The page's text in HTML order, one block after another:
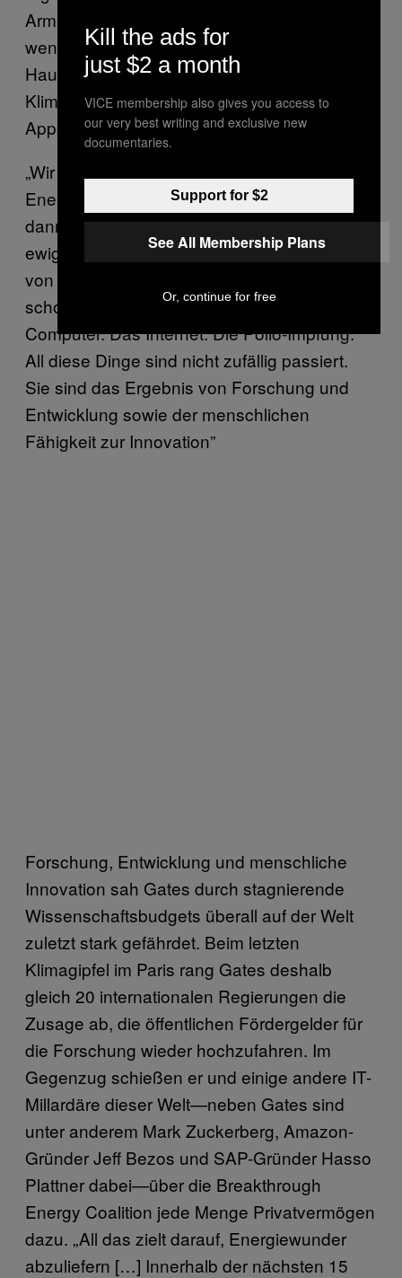
Armut. Das ist unfair, denn sie stoßen am
wenigstens CO2 aus, das der
Hauptverursacher für das Problem [des
Klimawandels] ist”, so Gates in seinem
Appell.
„Wir brauchen also in Kürze ein
Energiewunder”. Und an dieser Stelle kommt
dann endlich der Satz, auf den ihr beim
ewigen Optimisten Bill Gates wahrscheinlich
von Anfang an gewartet habt: „Ich habe
schon früher Wunder gesehen: Den Personal
Computer. Das Internet. Die Polio-Impfung.
All diese Dinge sind nicht zufällig passiert.
Sie sind das Ergebnis von Forschung und
Entwicklung sowie der menschlichen
Fähigkeit zur Innovation”
Forschung, Entwicklung und menschliche
Innovation sah Gates durch stagnierende
Wissenschaftsbudgets überall auf der Welt
zuletzt stark gefährdet. Beim letzten
Klimagipfel im Paris rang Gates deshalb
gleich 20 internationalen Regierungen die
Zusage ab, die öffentlichen Fördergelder für
die Forschung wieder hochzufahren. Im
Gegenzug schießen er und einige andere IT-
Millardäre dieser Welt—neben Gates sind
unter anderem Mark Zuckerberg, Amazon-
Gründer Jeff Bezos und SAP-Gründer Hasso
Plattner dabei—über die Breakthrough
Energy Coalition jede Menge Privatvermögen
dazu. „All das zielt darauf, Energiewunder
abzuliefern […] Innerhalb der nächsten 15
Kill the ads for
just $2 a month
VICE membership also gives you access to
our very best writing and exclusive new
documentaries.
Support for $2
See All Membership Plans
Or, continue for free